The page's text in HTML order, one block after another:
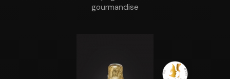
gourmandise